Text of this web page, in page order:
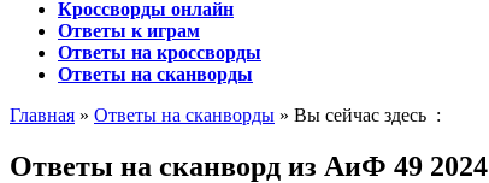
Кроссворды онлайн
Ответы к играм
Ответы на кроссворды
Ответы на сканворды
Главная » Ответы на сканворды » Вы сейчас здесь :
Ответы на сканворд из АиФ 49 2024